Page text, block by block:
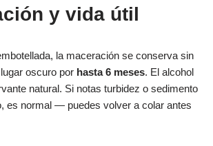
y vida útil
la maceración se conserva sin
oscuro por hasta 6 meses. El alcohol
natural. Si notas turbidez o sedimento
es normal — puedes volver a colar antes